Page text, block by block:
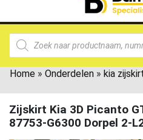
Home » Onderdelen » kia
Zijskirt Kia 3D Picanto
87753-G6300 Dorpel 2-